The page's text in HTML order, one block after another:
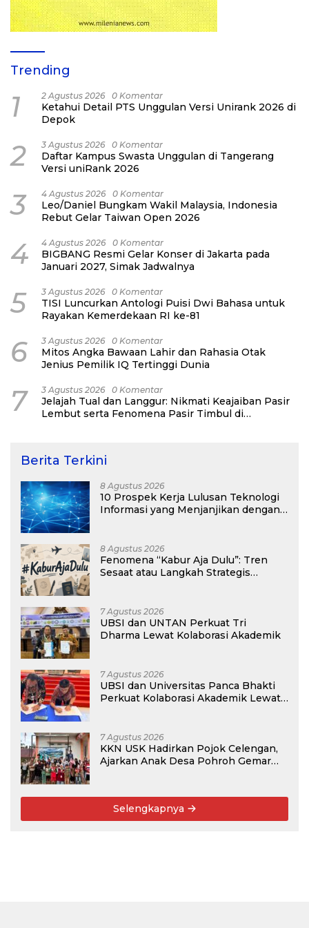
Trending
1 2 Agustus 2026 0 Komentar
Ketahui Detail PTS Unggulan Versi Unirank 2026 di
Depok
2 3 Agustus 2026 0 Komentar
Daftar Kampus Swasta Unggulan di Tangerang
Versi uniRank 2026
3 4 Agustus 2026 0 Komentar
Leo/Daniel Bungkam Wakil Malaysia, Indonesia
Rebut Gelar Taiwan Open 2026
4 4 Agustus 2026 0 Komentar
BIGBANG Resmi Gelar Konser di Jakarta pada
Januari 2027, Simak Jadwalnya
5 3 Agustus 2026 0 Komentar
TISI Luncurkan Antologi Puisi Dwi Bahasa untuk
Rayakan Kemerdekaan RI ke-81
6 3 Agustus 2026 0 Komentar
Mitos Angka Bawaan Lahir dan Rahasia Otak
Jenius Pemilik IQ Tertinggi Dunia
7 3 Agustus 2026 0 Komentar
Jelajah Tual dan Langgur: Nikmati Keajaiban Pasir
Lembut serta Fenomena Pasir Timbul di
Berita Terkini
8 Agustus 2026
10 Prospek Kerja Lulusan Teknologi
Informasi yang Menjanjikan dengan
8 Agustus 2026
Fenomena “Kabur Aja Dulu”: Tren
Sesaat atau Langkah Strategis
7 Agustus 2026
UBSI dan UNTAN Perkuat Tri
Dharma Lewat Kolaborasi Akademik
7 Agustus 2026
UBSI dan Universitas Panca Bhakti
Perkuat Kolaborasi Akademik Lewat
7 Agustus 2026
KKN USK Hadirkan Pojok Celengan,
Ajarkan Anak Desa Pohroh Gemar
Selengkapnya